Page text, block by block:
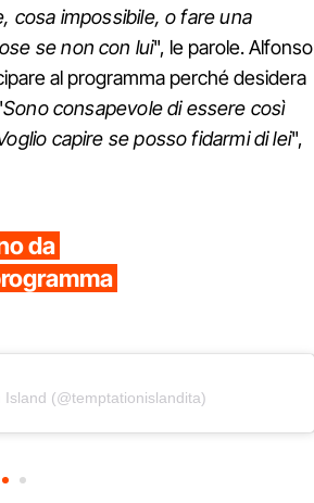
cosa impossibile, o fare una
se non con lui", le parole. Alfonso
al programma perché desidera
Sono consapevole di essere così
capire se posso fidarmi di lei",
da
(@temptationislandita)